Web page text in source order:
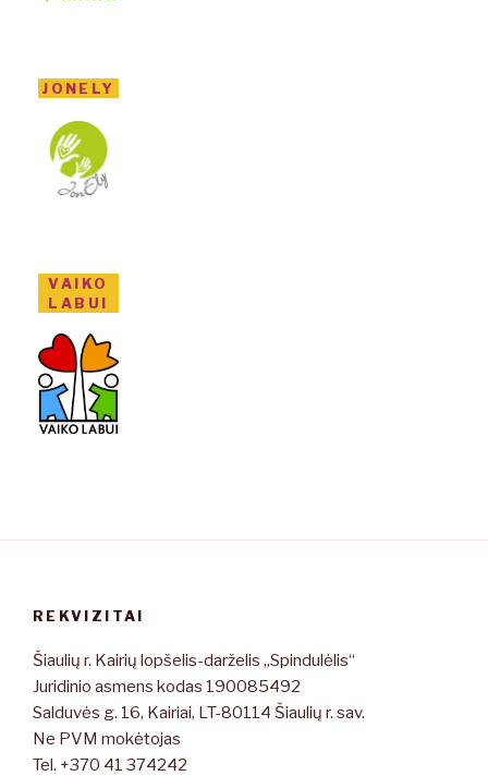
JONELY
VAIKO
LABUI
REKVIZITAI
Šiaulių r. Kairių lopšelis-darželis „Spindulėlis“
Juridinio asmens kodas 190085492
Salduvės g. 16, Kairiai, LT-80114 Šiaulių r. sav.
Ne PVM mokėtojas
Tel. +370 41 374242